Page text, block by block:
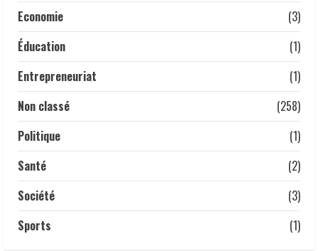
transformation numérique.
Economie
(3)
Éducation
(1)
Entrepreneuriat
(1)
Non classé
(258)
Politique
(1)
Santé
(2)
Société
(3)
Sports
(1)